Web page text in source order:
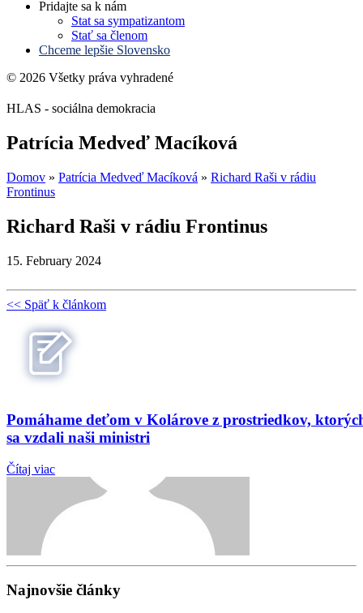
Pridajte sa k nám
Stat sa sympatizantom
Stať sa členom
Chceme lepšie Slovensko
© 2026 Všetky práva vyhradené
HLAS - sociálna demokracia
Patrícia Medveď Macíková
Domov » Patrícia Medveď Macíková » Richard Raši v rádiu
Frontinus
Richard Raši v rádiu Frontinus
15. February 2024
<< Späť k článkom
Pomáhame deťom v Kolárove z prostriedkov,
sa vzdali naši ministri
Čítaj viac
Najnovšie články